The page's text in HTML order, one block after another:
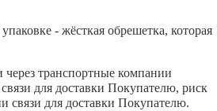
- жёсткая обрешетка, которая
транспортные компании
для доставки Покупателю, риск
связи для доставки Покупателю.